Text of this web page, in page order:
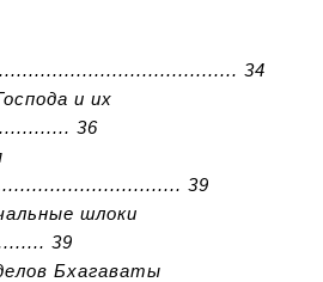
34
и их
36
39
шлоки
39
Бхагаваты